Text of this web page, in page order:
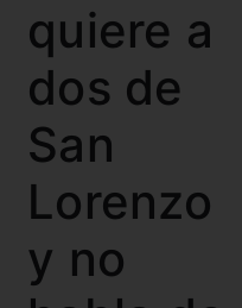
quiere a
dos de
San
Lorenzo
y no